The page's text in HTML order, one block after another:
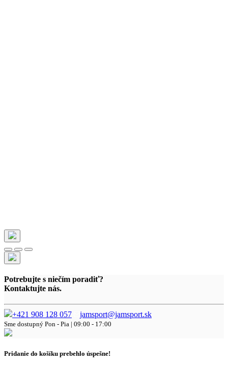
Potrebujte s niečím poradiť?
Kontaktujte nás.
+421 908 128 057 jamsport@jamsport.sk
Sme dostupný Pon - Pia | 09:00 - 17:00
Pridanie do košíku prebehlo úspešne!